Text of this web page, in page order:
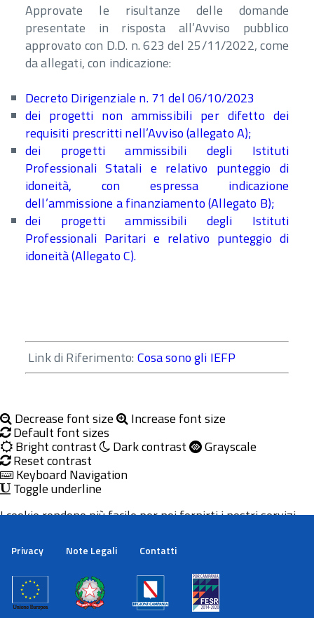
Approvate le risultanze delle domande
presentate in risposta all’Avviso pubblico
approvato con D.D. n. 623 del 25/11/2022, come
da allegati, con indicazione:
Decreto Dirigenziale n. 71 del 06/10/2023
dei progetti non ammissibili per difetto dei
requisiti prescritti nell’Avviso (allegato A);
dei progetti ammissibili degli Istituti
Professionali Statali e relativo punteggio di
idoneità, con espressa indicazione
dell’ammissione a finanziamento (Allegato B);
dei progetti ammissibili degli Istituti
Professionali Paritari e relativo punteggio di
idoneità (Allegato C).
Link di Riferimento: Cosa sono gli IEFP
Decrease font size Increase font size
Default font sizes
Bright contrast Dark contrast Grayscale
Reset contrast
Keyboard Navigation
Toggle underline
Privacy Note Legali Contatti
I cookie rendono più facile per noi fornirti i nostri servizi.
cookie.
Maggiori informazioni